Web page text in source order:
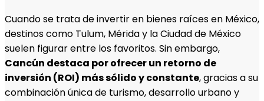
Cuando se trata de invertir en bienes raíces en México,
destinos como Tulum, Mérida y la Ciudad de México
suelen figurar entre los favoritos. Sin embargo,
Cancún destaca por ofrecer un retorno de
inversión (ROI) más sólido y constante, gracias a su
combinación única de turismo, desarrollo urbano y